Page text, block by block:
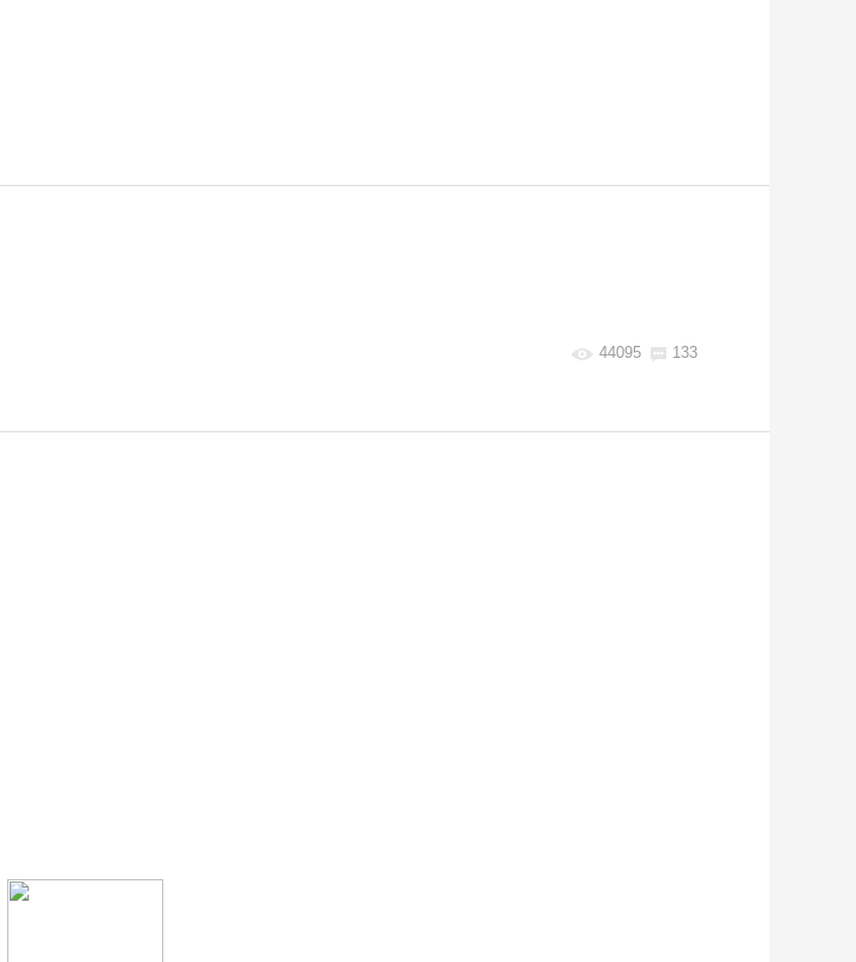
44095 133